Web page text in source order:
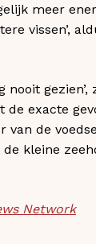
meer
vissen’,
de exacte
de
kleine
Network